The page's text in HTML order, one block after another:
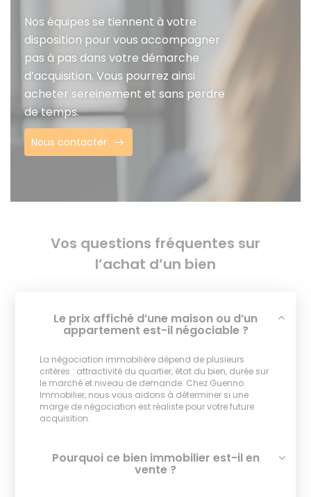
Nos équipes se tiennent à votre
disposition pour vous accompagner
pas à pas dans votre démarche
d’acquisition. Vous pourrez ainsi
acheter sereinement et sans perdre
de temps.
Nous contacter
Vos questions fréquentes sur
l’achat d’un bien
Le prix affiché d’une maison ou d’un
appartement est-il négociable ?
La négociation immobilière dépend de plusieurs
critères : attractivité du quartier, état du bien, durée sur
le marché et niveau de demande. Chez Guenno
Immobilier, nous vous aidons à déterminer si une
marge de négociation est réaliste pour votre future
acquisition.
Pourquoi ce bien immobilier est-il en
vente ?